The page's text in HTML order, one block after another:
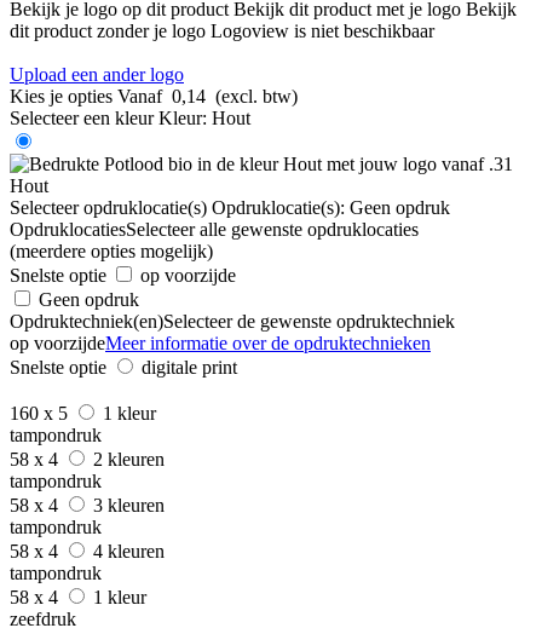
Bekijk je logo op dit product Bekijk dit product met je logo Bekijk
dit product zonder je logo Logoview is niet beschikbaar
Upload een ander logo
Kies je opties Vanaf 0,14 (excl. btw)
Selecteer een kleur Kleur: Hout
Hout
Selecteer opdruklocatie(s) Opdruklocatie(s): Geen opdruk
OpdruklocatiesSelecteer alle gewenste opdruklocaties
(meerdere opties mogelijk)
Snelste optie
op voorzijde
Geen opdruk
Opdruktechniek(en)Selecteer de gewenste opdruktechniek
op voorzijdeMeer informatie over de opdruktechnieken
Snelste optie
digitale print
160 x 5
1 kleur
tampondruk
58 x 4
2 kleuren
tampondruk
58 x 4
3 kleuren
tampondruk
58 x 4
4 kleuren
tampondruk
58 x 4
1 kleur
zeefdruk